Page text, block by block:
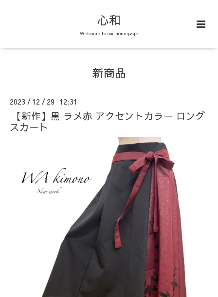
心和
Welcome to our homepage
新商品
2023 / 12 / 29 12:31
【新作】黒 ラメ赤 アクセントカラー ロング
スカート